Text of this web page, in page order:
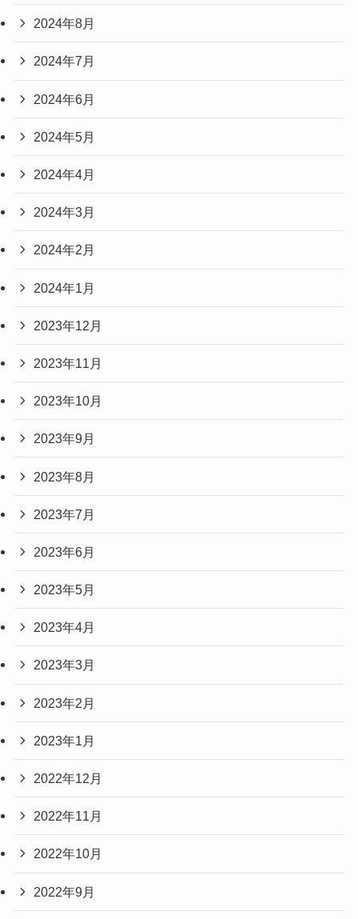
2024年8月
2024年7月
2024年6月
2024年5月
2024年4月
2024年3月
2024年2月
2024年1月
2023年12月
2023年11月
2023年10月
2023年9月
2023年8月
2023年7月
2023年6月
2023年5月
2023年4月
2023年3月
2023年2月
2023年1月
2022年12月
2022年11月
2022年10月
2022年9月